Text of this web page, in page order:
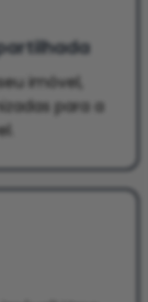
imóvel,
para a